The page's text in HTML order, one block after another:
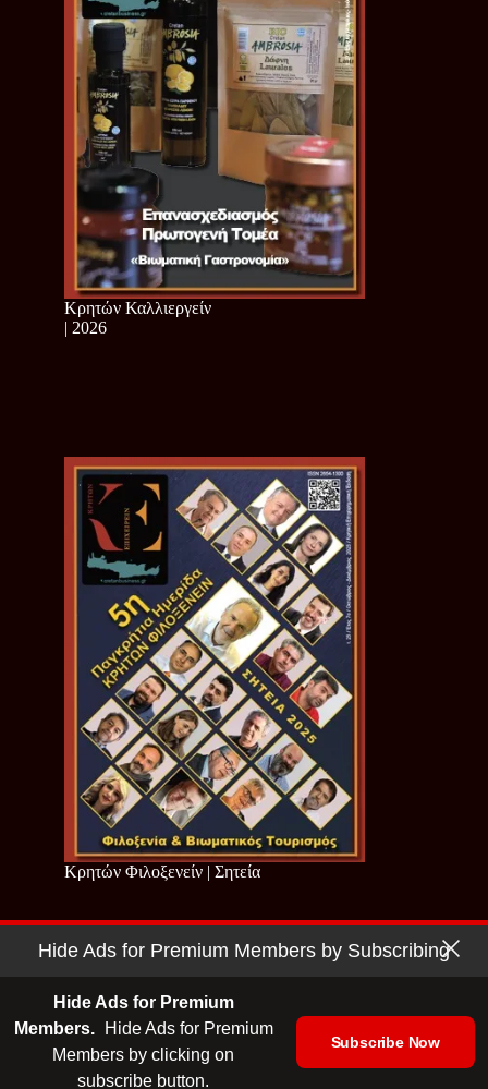
Κρητών Καλλιεργείν
| 2026
Κρητών Φιλοξενείν | Σητεία
Copyright © 2026 - Cretan Business | Κρητών Επιχειρείν
| Ταυτότητα | Media Kit
Hide Ads for Premium Members by Subscribing
Hide Ads for Premium
Members.
Hide Ads for Premium
Members by clicking on
subscribe button.
Subscribe Now